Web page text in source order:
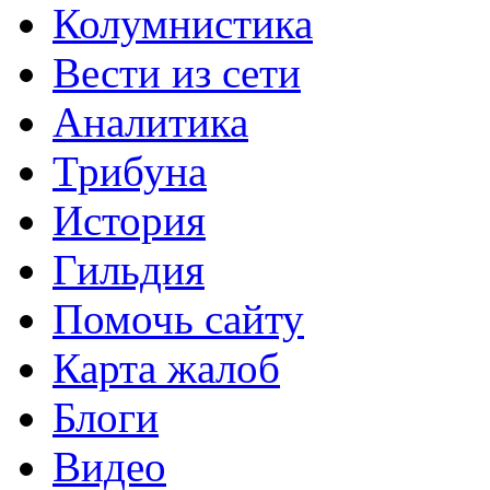
Колумнистика
Вести из сети
Аналитика
Трибуна
История
Гильдия
Помочь сайту
Карта жалоб
Блоги
Видео